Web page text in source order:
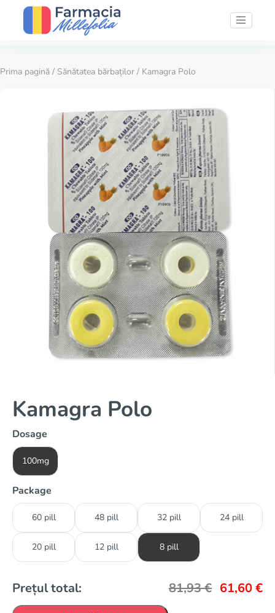
Prima pagină / Sănătatea bărbaților / Kamagra Polo
Kamagra Polo
Dosage
100mg
Package
60 pill 48 pill 32 pill 24 pill
20 pill 12 pill 8 pill
Prețul total: 81,93€ 61,60€